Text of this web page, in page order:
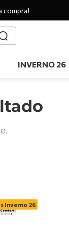
compra!
INVERNO 26
Inverno 26